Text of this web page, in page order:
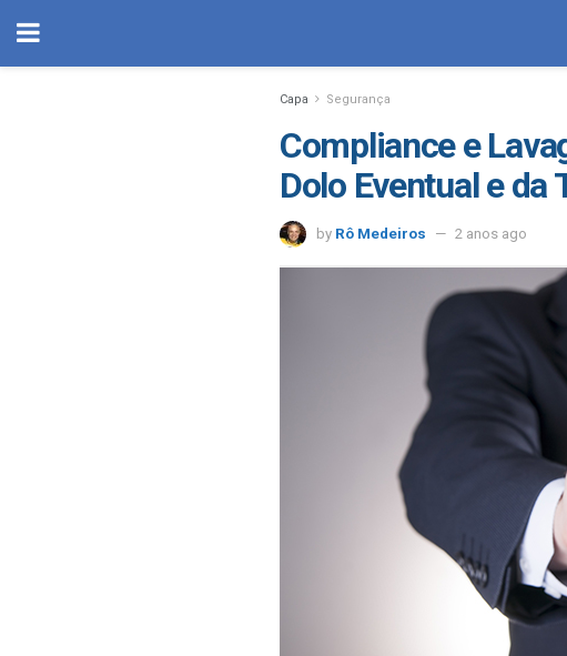
Capa Segurança
Compliance e
Dolo Eventual e da
by Rô Medeiros 2 anos ago